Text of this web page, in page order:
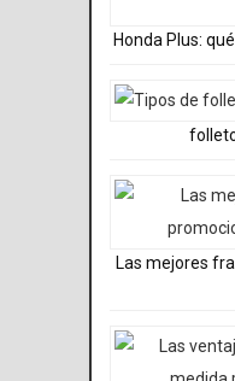
Honda Plus:
Las mejores